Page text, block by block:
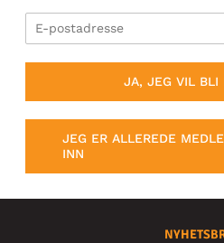
JA, JEG VIL BLI
JEG ER ALLEREDE
INN